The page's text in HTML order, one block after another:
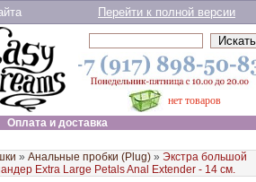
Перейти к полной версии
нет товаров
Оплата и доставка
» Анальные пробки (Plug) » Экстра большой
Extra Large Petals Anal Extender - 14 см.